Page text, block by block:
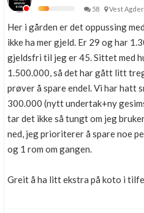
58
Vest Agder
Her i gården er det oppussing
ikke ha mer gjeld. Er 29 og har
gjeldsfri til jeg er 45. Sittet med
1.500.000, så det har gått litt
prøver å spare endel. Vi har hatt
300.000 (nytt undertak+ny
tar det ikke så tungt om jeg
ned, jeg prioriterer å spare noe
og 1 rom om gangen.
Greit å ha litt ekstra på koto i